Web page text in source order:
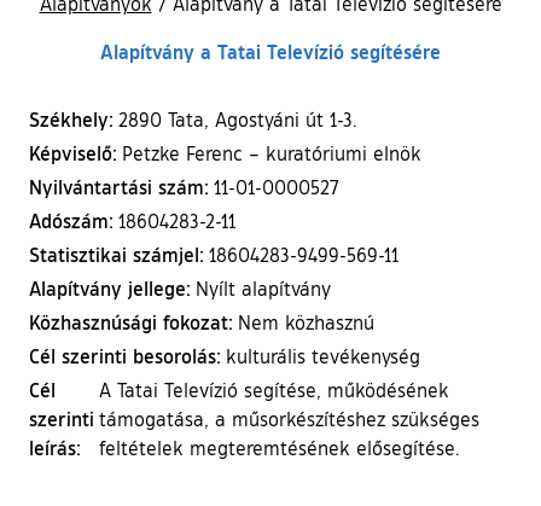
Alapítvány a Tatai Televízió segítésére
Székhely: 2890 Tata, Agostyáni út 1-3.
Képviselő: Petzke Ferenc – kuratóriumi elnök
Nyilvántartási szám: 11-01-0000527
Adószám: 18604283-2-11
Statisztikai számjel: 18604283-9499-569-11
Alapítvány jellege: Nyílt alapítvány
Közhasznúsági fokozat: Nem közhasznú
Cél szerinti besorolás: kulturális tevékenység
Cél
szerinti
leírás:
A Tatai Televízió segítése, működésének
támogatása, a műsorkészítéshez szükséges
feltételek megteremtésének elősegítése.